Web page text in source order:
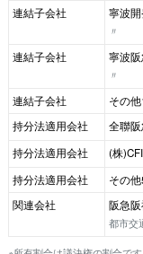
連結子会社
寧波
〃
連結子会社
寧波
〃
連結子会社
その
持分法適用会社
全聯
持分法適用会社
(株
持分法適用会社
その
関連会社
阪急
都市交